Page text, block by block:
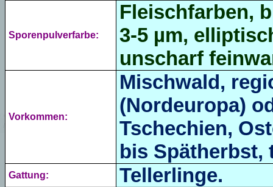
Sporenpulverfarbe:
Fleischfarben,
3-5 µm,
unscharf
Vorkommen:
Mischwald,
(Nordeuropa)
Tschechien,
bis Spätherbst,
Gattung: Tellerlinge.